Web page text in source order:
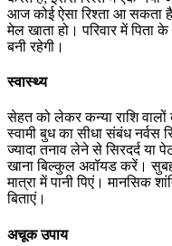
आज कोई ऐसा रिश्ता आ सकता
मेल खाता हो। परिवार में
बनी रहेगी।
स्वास्थ्य
सेहत को लेकर कन्या राशि
स्वामी बुध का सीधा संबंध
ज्यादा तनाव लेने से सिरदर्द या
खाना बिल्कुल अवॉयड करें।
मात्रा में पानी पिएं। मानसिक
बिताएं।
अचूक उपाय